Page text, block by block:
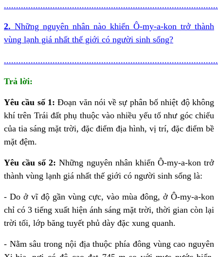
2. Những nguyên nhân nào khiến Ô-my-a-kon trở thành
vùng lạnh giá nhất thế giới có người sinh sống?
Trả lời:
Yêu cầu số 1:Đoạn văn nói về sự phân bố nhiệt độ không
khí trên Trái đất phụ thuộc vào nhiều yếu tố như góc chiếu
của tia sáng mặt trời, đặc điểm địa hình, vị trí, đặc điểm bề
mặt đệm.
Yêu cầu số 2:Những nguyên nhân khiến Ô-my-a-kon trở
thành vùng lạnh giá nhất thế giới có người sinh sống là:
- Do ở vĩ độ gần vùng cực, vào mùa đông, ở Ô-my-a-kon
chỉ có 3 tiếng xuất hiện ánh sáng mặt trời, thời gian còn lại
trời tối, lớp băng tuyết phủ dày đặc xung quanh.
- Nằm sâu trong nội địa thuộc phía đông vùng cao nguyên